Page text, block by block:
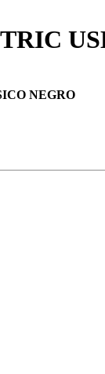
NEGRO